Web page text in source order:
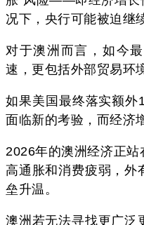
况下，央行可能被迫继
对于澳洲而言，如今
速，更包括外部贸易环
如果美国最终落实额外
面临新的考验，而经济
2026年的澳洲经济正站
高通胀和消费疲弱，外
垒升温。
澳洲若无法寻找更广泛